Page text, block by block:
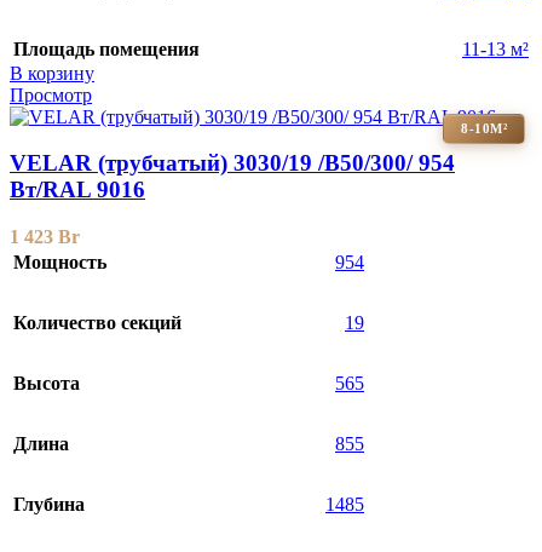
Площадь помещения
11-13 м²
В корзину
Просмотр
8-10М²
VELAR (трубчатый) 3030/19 /B50/300/ 954
Bт/RAL 9016
1 423 Br
Мощность
954
Количество секций 19
Высота 565
Длина 855
Глубина 1485